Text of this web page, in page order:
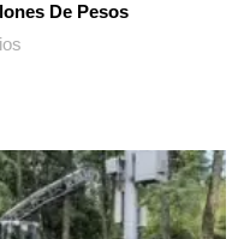
De Pesos